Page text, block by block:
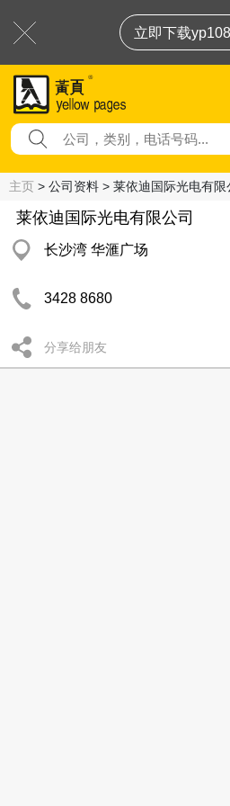
立即下载
主页 > 公司资料 > 莱依迪国际光电有限
莱依迪国际光电有限公司
长沙湾 华滙广场
3428 8680
分享给朋友